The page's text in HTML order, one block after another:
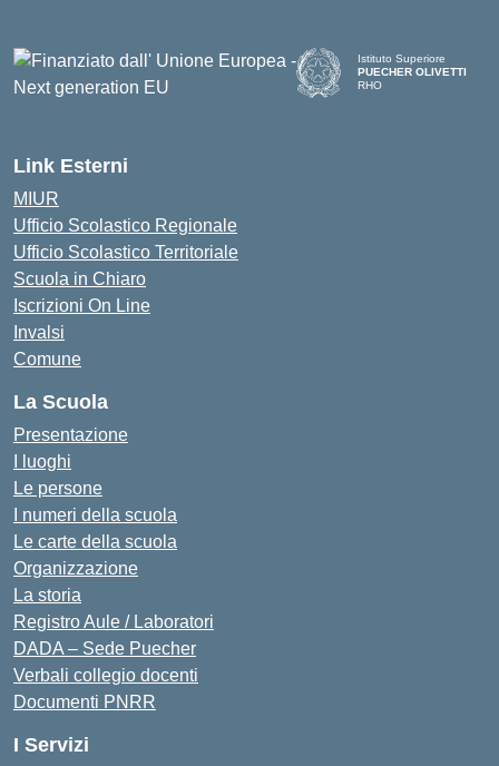
Istituto Superiore
PUECHER OLIVETTI
RHO
Link Esterni
MIUR
Ufficio Scolastico Regionale
Ufficio Scolastico Territoriale
Scuola in Chiaro
Iscrizioni On Line
Invalsi
Comune
La Scuola
Presentazione
I luoghi
Le persone
I numeri della scuola
Le carte della scuola
Organizzazione
La storia
Registro Aule / Laboratori
DADA – Sede Puecher
Verbali collegio docenti
Documenti PNRR
I Servizi